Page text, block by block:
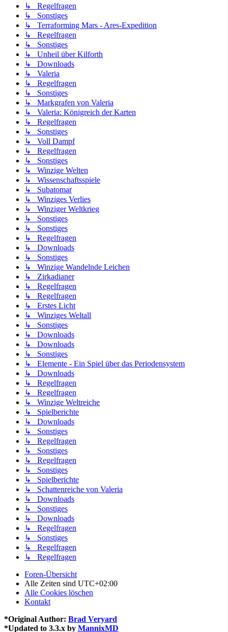
↳ Regelfragen
↳ Sonstiges
↳ Terraforming Mars - Ares-Expedition
↳ Regelfragen
↳ Sonstiges
↳ Unheil über Kilforth
↳ Downloads
↳ Valeria
↳ Regelfragen
↳ Sonstiges
↳ Markgrafen von Valeria
↳ Valeria: Königreich der Karten
↳ Regelfragen
↳ Sonstiges
↳ Voll Dampf
↳ Regelfragen
↳ Sonstiges
↳ Winzige Welten
↳ Wissenschaftsspiele
↳ Subatomar
↳ Winziges Verlies
↳ Winziger Weltkrieg
↳ Sonstiges
↳ Sonstiges
↳ Regelfragen
↳ Downloads
↳ Sonstiges
↳ Winzige Wandelnde Leichen
↳ Zirkadianer
↳ Regelfragen
↳ Regelfragen
↳ Erstes Licht
↳ Winziges Weltall
↳ Sonstiges
↳ Downloads
↳ Downloads
↳ Sonstiges
↳ Elemente - Ein Spiel über das Periodensystem
↳ Downloads
↳ Regelfragen
↳ Regelfragen
↳ Winzige Weltreiche
↳ Spielberichte
↳ Downloads
↳ Sonstiges
↳ Regelfragen
↳ Sonstiges
↳ Regelfragen
↳ Sonstiges
↳ Spielberichte
↳ Schattenreiche von Valeria
↳ Downloads
↳ Sonstiges
↳ Downloads
↳ Regelfragen
↳ Sonstiges
↳ Regelfragen
↳ Regelfragen
Foren-Übersicht
Alle Zeiten sind UTC+02:00
Alle Cookies löschen
Kontakt
*Original Author: Brad Veryard
*Updated to 3.3.x by MannixMD